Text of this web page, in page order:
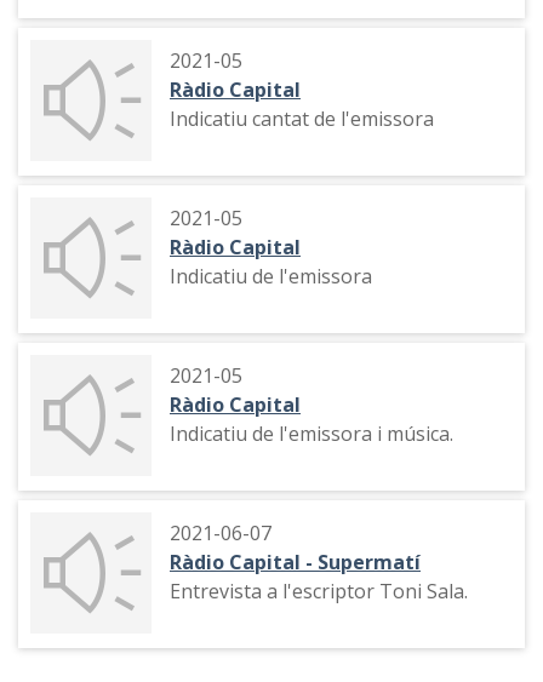
2021-05
Ràdio Capital
Indicatiu cantat de l'emissora
2021-05
Ràdio Capital
Indicatiu de l'emissora
2021-05
Ràdio Capital
Indicatiu de l'emissora i música.
2021-06-07
Ràdio Capital - Supermatí
Entrevista a l'escriptor Toni Sala.